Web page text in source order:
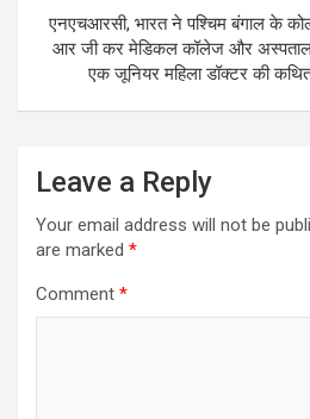
एनएचआरसी, भारत ने पश्चिम बंगाल के
आर जी कर मेडिकल कॉलेज और अस्पताल
एक जूनियर महिला डॉक्टर की कथित
Leave a Reply
Your email address will not be
are marked *
Comment *